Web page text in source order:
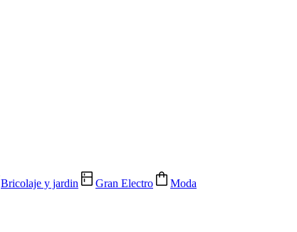
Bricolaje y jardin Gran Electro Moda